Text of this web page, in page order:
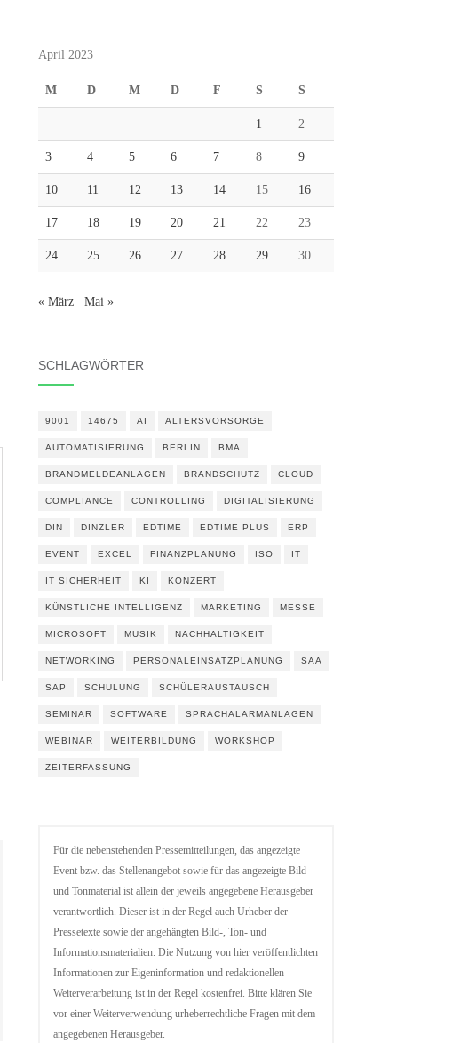
April 2023
M D M D F S S
1 2
3 4 5 6 7 8 9
10 11 12 13 14 15 16
17 18 19 20 21 22 23
24 25 26 27 28 29 30
« März Mai »
SCHLAGWÖRTER
9001 14675 AI ALTERSVORSORGE
AUTOMATISIERUNG BERLIN BMA
BRANDMELDEANLAGEN BRANDSCHUTZ CLOUD
COMPLIANCE CONTROLLING DIGITALISIERUNG
DIN DINZLER EDTIME EDTIME PLUS ERP
EVENT EXCEL FINANZPLANUNG ISO IT
IT SICHERHEIT KI KONZERT
KÜNSTLICHE INTELLIGENZ MARKETING MESSE
MICROSOFT MUSIK NACHHALTIGKEIT
NETWORKING PERSONALEINSATZPLANUNG SAA
SAP SCHULUNG SCHÜLERAUSTAUSCH
SEMINAR SOFTWARE SPRACHALARMANLAGEN
WEBINAR WEITERBILDUNG WORKSHOP
ZEITERFASSUNG
Für die nebenstehenden Pressemitteilungen, das angezeigte
Event bzw. das Stellenangebot sowie für das angezeigte Bild-
und Tonmaterial ist allein der jeweils angegebene Herausgeber
verantwortlich. Dieser ist in der Regel auch Urheber der
Pressetexte sowie der angehängten Bild-, Ton- und
Informationsmaterialien. Die Nutzung von hier veröffentlichten
Informationen zur Eigeninformation und redaktionellen
Weiterverarbeitung ist in der Regel kostenfrei. Bitte klären Sie
vor einer Weiterverwendung urheberrechtliche Fragen mit dem
angegebenen Herausgeber.